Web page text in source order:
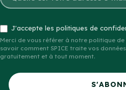
J'accepte les politiques de
Merci de vous référer à notre politique
savoir comment SPICE traite vos
gratuitement et à tout moment.